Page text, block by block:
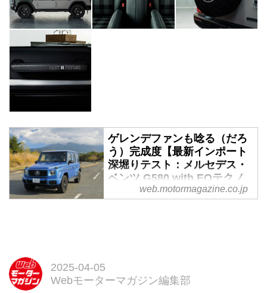
ゲレンデファンも唸る（だろ
う）完成度【最新インポート
深堀りテスト：メルセデス・
ベンツ G580 with EQテクノ
ロジー】 - Webモーターマガ
るG580 with EQテクノロジーが登
web.motormagazine.co.jp
2025-04-05
Webモーターマガジン編集部